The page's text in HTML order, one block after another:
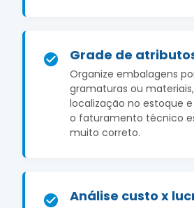
Grade de
Organize embalagens
gramaturas ou
localização no estoque
o faturamento técnico
muito correto.
Análise custo x